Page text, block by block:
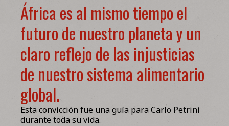
África es al mismo tiempo el
futuro de nuestro planeta y un
claro reflejo de las injusticias
de nuestro sistema alimentario
global.
Esta convicción fue una guía para Carlo Petrini
durante toda su vida.